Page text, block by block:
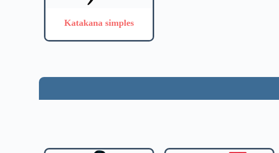
Katakana simples